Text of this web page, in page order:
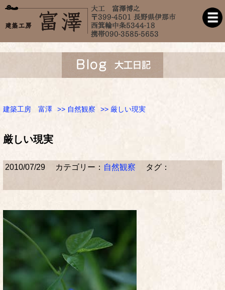
建築工房 富澤 >> 自然観察 >> 厳しい現実
厳しい現実
2010/07/29 カテゴリー： 自然観察 タグ：